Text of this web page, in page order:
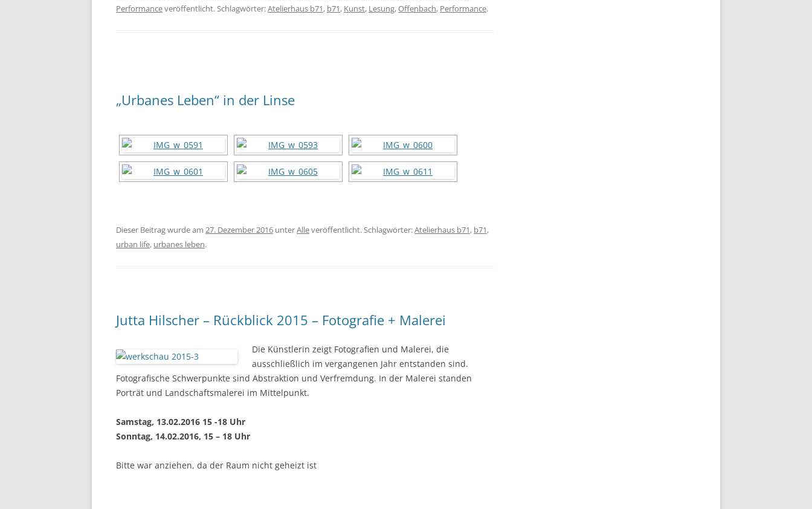
Performanceveröffentlicht. Schlagwörter:Atelierhaus b71, b71, Kunst, Lesung,Offenbach, Performance.
„Urbanes Leben“ in der Linse
Dieser Beitrag wurde am 27. Dezember 2016 unterAlleveröffentlicht. Schlagwörter:Atelierhaus b71, b71,
urban life, urbanes leben.
Jutta Hilscher – Rückblick 2015 – Fotografie + Malerei
Die Künstlerin zeigt Fotografien und Malerei, die
ausschließlich im vergangenen Jahr entstanden sind.
Fotografische Schwerpunkte sind Abstraktion und Verfremdung. In der Malerei standen
Porträt und Landschaftsmalerei im Mittelpunkt.
Samstag, 13.02.2016 15 -18 Uhr
Sonntag, 14.02.2016, 15 – 18 Uhr
Bitte war anziehen, da der Raum nicht geheizt ist